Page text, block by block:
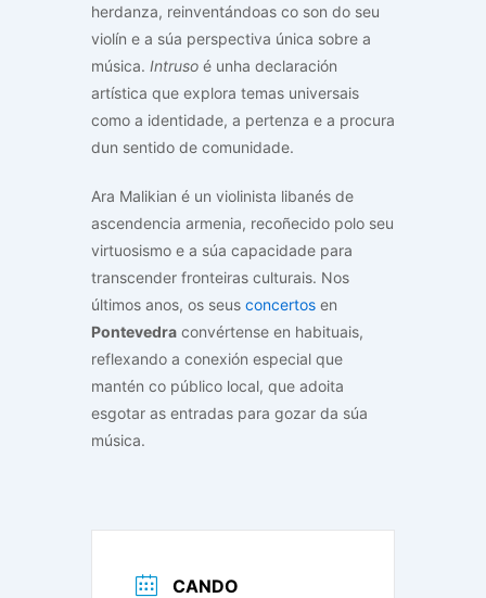
herdanza, reinventándoas co son do seu
violín e a súa perspectiva única sobre a
música. Intruso é unha declaración
artística que explora temas universais
como a identidade, a pertenza e a procura
dun sentido de comunidade.
Ara Malikian é un violinista libanés de
ascendencia armenia, recoñecido polo seu
virtuosismo e a súa capacidade para
transcender fronteiras culturais. Nos
últimos anos, os seus concertos en
Pontevedra convértense en habituais,
reflexando a conexión especial que
mantén co público local, que adoita
esgotar as entradas para gozar da súa
música.
CANDO